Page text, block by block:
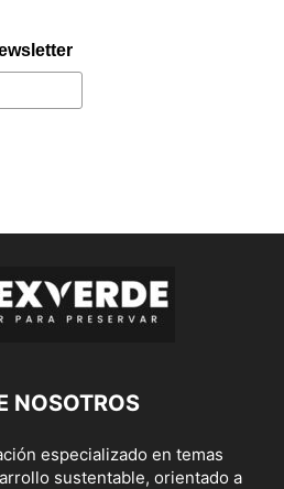
NOSOTROS
especializado en temas
sustentable, orientado a